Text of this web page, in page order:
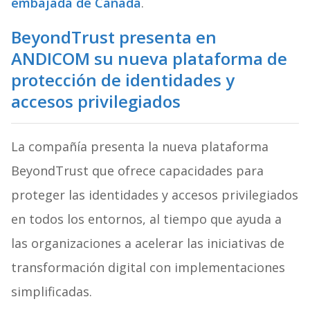
BeyondTrust presenta en
ANDICOM su nueva plataforma de
protección de identidades y
accesos privilegiados
La compañía presenta la nueva plataforma
BeyondTrust que ofrece capacidades para
proteger las identidades y accesos privilegiados
en todos los entornos, al tiempo que ayuda a
las organizaciones a acelerar las iniciativas de
transformación digital con implementaciones
simplificadas.